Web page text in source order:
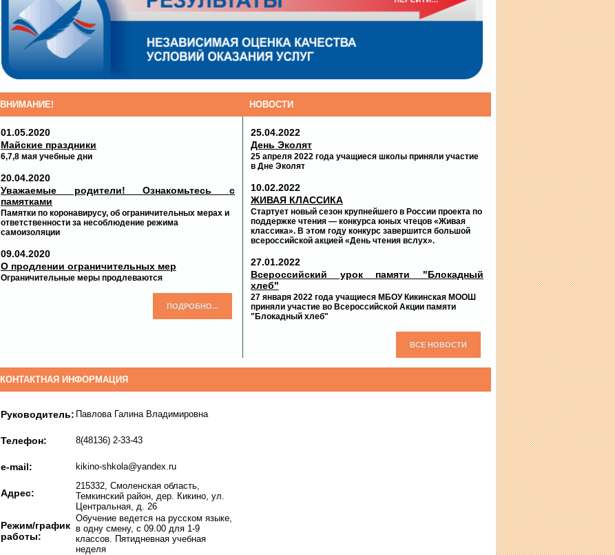
ВНИМАНИЕ! НОВОСТИ
01.05.2020
Майские праздники
6,7,8 мая учебные дни
20.04.2020
Уважаемые родители! Ознакомьтесь с
памятками
Памятки по коронавирусу, об ограничительных мерах и
ответственности за несоблюдение режима
самоизоляции
09.04.2020
О продлении ограничительных мер
Ограничительные меры продлеваются
ПОДРОБНО...
25.04.2022
День Эколят
25 апреля 2022 года учащиеся школы приняли участие
в Дне Эколят
10.02.2022
ЖИВАЯ КЛАССИКА
Стартует новый сезон крупнейшего в России проекта по
поддержке чтения — конкурса юных чтецов «Живая
классика». В этом году конкурс завершится большой
всероссийской акцией «День чтения вслух».
27.01.2022
Всероссийский урок памяти "Блокадный
хлеб"
27 января 2022 года учащиеся МБОУ Кикинская МООШ
приняли участие во Всероссийской Акции памяти
"Блокадный хлеб"
ВСЕ НОВОСТИ
КОНТАКТНАЯ ИНФОРМАЦИЯ
Руководитель: Павлова Галина Владимировна
Телефон: 8(48136) 2-33-43
e-mail: kikino-shkola@yandex.ru
Адрес:
215332, Смоленская область,
Темкинский район, дер. Кикино, ул.
Центральная, д. 26
Режим/график
работы:
Обучение ведется на русском языке,
в одну смену, с 09.00 для 1-9
классов. Пятидневная учебная
неделя